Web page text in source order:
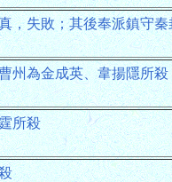
，失敗；其後奉派鎮守
州為金成英、韋揚隱所殺
所殺